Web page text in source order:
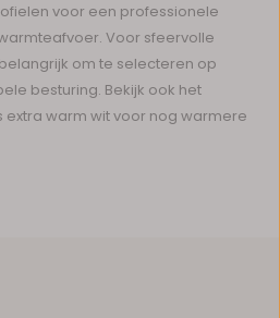
voor een professionele
Voor sfeervolle
om te selecteren op
besturing. Bekijk ook het
extra warm wit voor nog warmere